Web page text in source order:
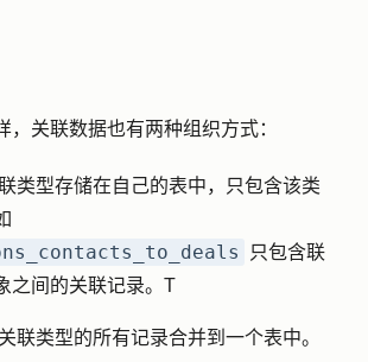
，关联数据也有两种组织方式：
类型存储在自己的表中，只包含该类
只包含联
之间的关联记录。T
联类型的所有记录合并到一个表中。